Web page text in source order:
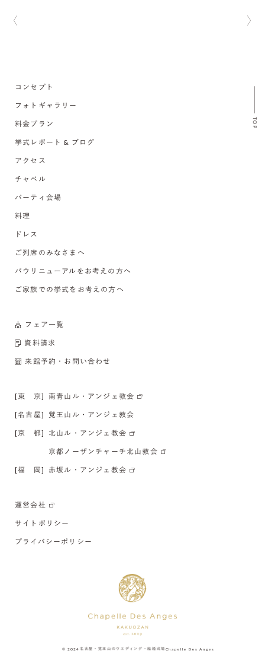
TOP
コンセプト
フォトギャラリー
料金プラン
挙式レポート & ブログ
アクセス
チャペル
パーティ会場
料理
ドレス
ご列席のみなさまへ
バウリニューアルをお考えの方へ
ご家族での挙式をお考えの方へ
フェア一覧
資料請求
来館予約・お問い合わせ
[東 京] 南青山ル・アンジェ教会
[名古屋] 覚王山ル・アンジェ教会
[京 都] 北山ル・アンジェ教会
京都ノーザンチャーチ北山教会
[福 岡] 赤坂ル・アンジェ教会
運営会社
サイトポリシー
プライバシーポリシー
© 2024 名古屋・覚王山のウエディング・結婚式場 Chapelle Des Anges